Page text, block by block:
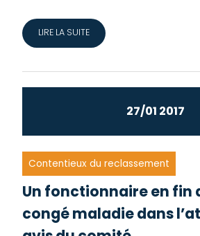
LIRE LA SUITE
27/01 2017
Contentieux du reclassement
Un fonctionnaire en fin
congé maladie dans